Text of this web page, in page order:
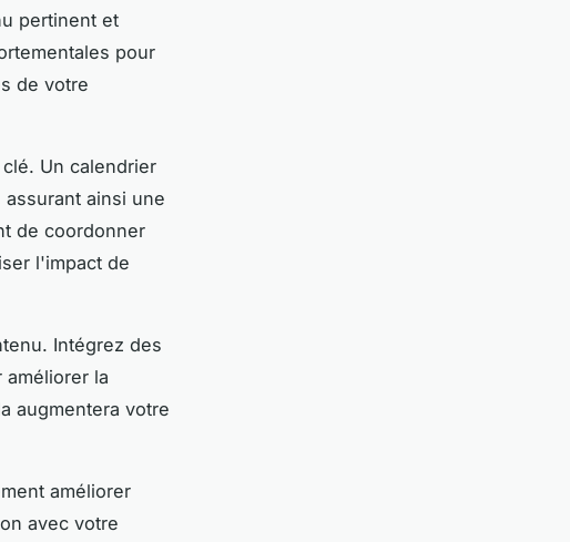
pertinent et
pour
de votre
Un calendrier
ainsi une
de coordonner
l'impact de
Intégrez des
la
augmentera votre
améliorer
avec votre